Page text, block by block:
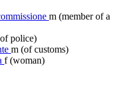
m (member of a
police)
m (of customs)
f (woman)